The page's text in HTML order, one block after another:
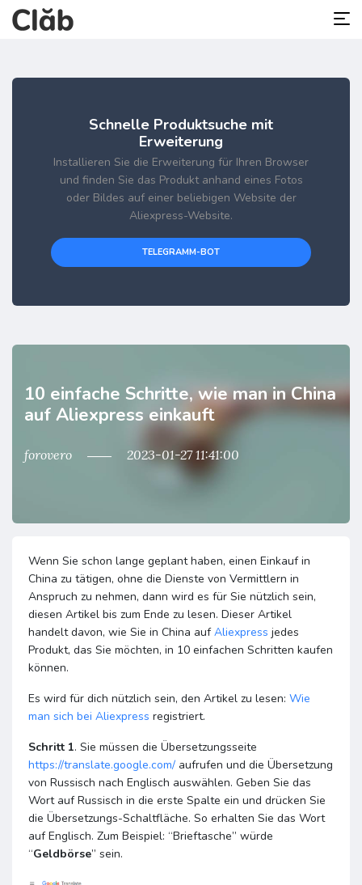
Schnelle Produktsuche mit
Erweiterung
Installieren Sie die Erweiterung für Ihren Browser
und finden Sie das Produkt anhand eines Fotos
oder Bildes auf einer beliebigen Website der
Aliexpress-Website.
TELEGRAMM-BOT
10 einfache Schritte, wie man in China
auf Aliexpress einkauft
forovero 2023-01-27 11:41:00
Wenn Sie schon lange geplant haben, einen Einkauf in
China zu tätigen, ohne die Dienste von Vermittlern in
Anspruch zu nehmen, dann wird es für Sie nützlich sein,
diesen Artikel bis zum Ende zu lesen. Dieser Artikel
handelt davon, wie Sie in China aufAliexpress jedes
Produkt, das Sie möchten, in 10 einfachen Schritten kaufen
können.
Es wird für dich nützlich sein, den Artikel zu lesen: Wie
man sich bei Aliexpress registriert.
Schritt 1. Sie müssen die Übersetzungsseite
https://translate.google.com/ aufrufen und die Übersetzung
von Russisch nach Englisch auswählen. Geben Sie das
Wort auf Russisch in die erste Spalte ein und drücken Sie
die Übersetzungs-Schaltfläche. So erhalten Sie das Wort
auf Englisch. Zum Beispiel: “Brieftasche” würde
“Geldbörse” sein.